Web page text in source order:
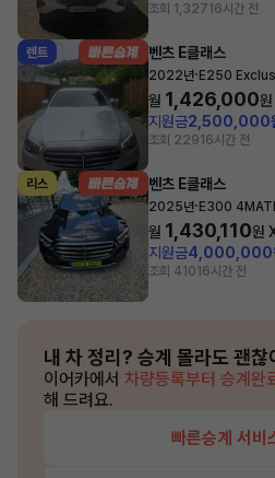
조회 1,32716시간 전
렌트 벤츠 E클래스
2022년· E250
월 1,426,000
지원금2,500,000
조회 22916시간 전
리스 벤츠 E클래스
2025년· E300
월 1,430,110원
지원금4,000,000
조회 41016시간 전
내 차 정리? 승계 몰라도 괜찮
이어카에서 차량등록부터 승계완
해 드려요.
빠른승계 서비